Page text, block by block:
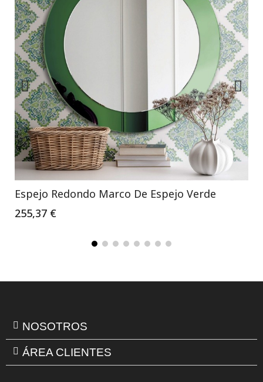
Espejo Redondo Marco De Espejo Verde
255,37 €
NOSOTROS
ÁREA CLIENTES